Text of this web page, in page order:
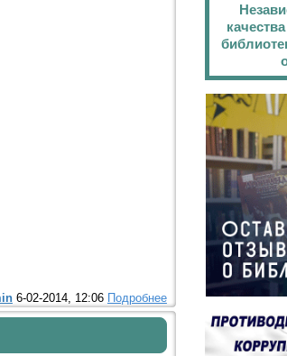
6-02-2014, 12:06 Подробнее